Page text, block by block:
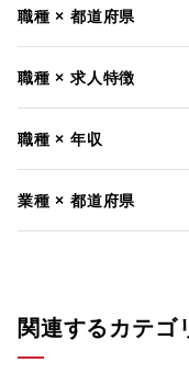
職種 × 都道府県
職種 × 求人特徴
職種 × 年収
業種 × 都道府県
関連するカテゴ